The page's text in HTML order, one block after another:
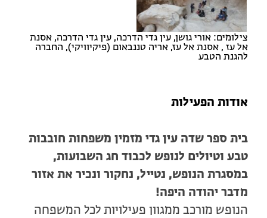
צילומים: אורי גושן, עין גדי הדרכה, עין גדי הדרכה, אסנת
אל עז , אסנת אל עז, אריה טננבאום (פיקיוויקי), החברה
להגנת הטבע
אודות הפעילות
בית ספר שדה עין גדי מזמין משפחות חובבות
טבע וטיולים לנופש לכבוד חג השבועות,
במסגרת הנופש, נטייל, נחקור ונכיר את אזור
מדבר יהודה היפה!
הנופש מורכב ממגוון פעילויות לכל המשפחה